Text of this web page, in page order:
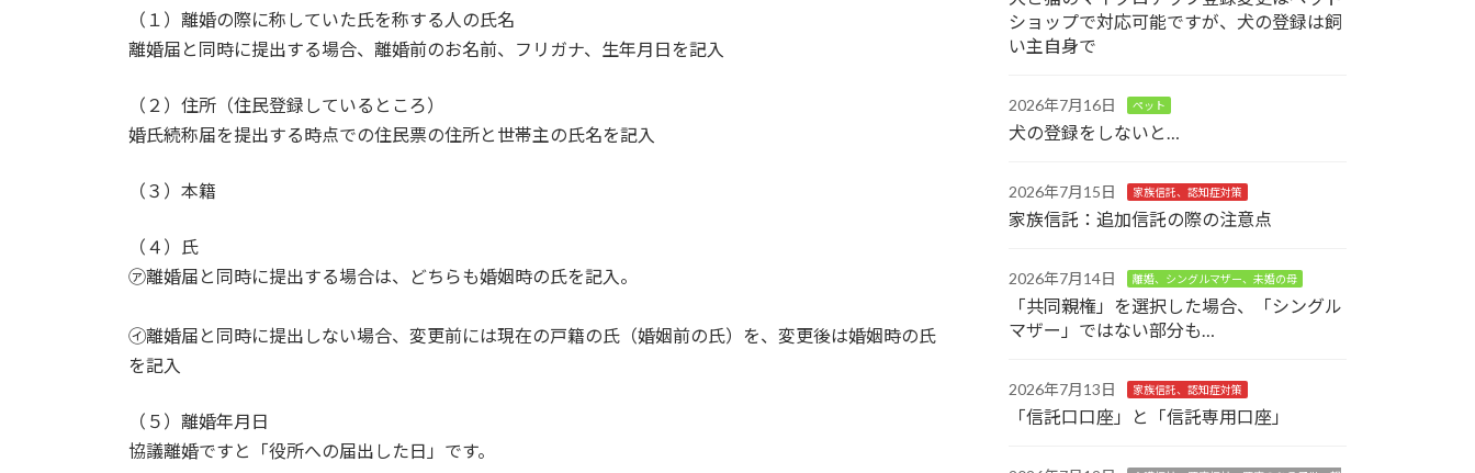
（１）離婚の際に称していた氏を称する人の氏名
離婚届と同時に提出する場合、離婚前のお名前、フリガナ、生年月日を記入
（２）住所（住民登録しているところ）
婚氏続称届を提出する時点での住民票の住所と世帯主の氏名を記入
（３）本籍
（４）氏
㋐離婚届と同時に提出する場合は、どちらも婚姻時の氏を記入。
㋑離婚届と同時に提出しない場合、変更前には現在の戸籍の氏（婚姻前の氏）を、変更後は婚姻時の氏
を記入
（５）離婚年月日
協議離婚ですと「役所への届出した日」です。
ショップで対応可能ですが、犬の登録は飼
い主自身で
2026年7月16日 ペット
犬の登録をしないと…
2026年7月15日 家族信託、認知症対策
家族信託：追加信託の際の注意点
2026年7月14日 離婚、シングルマザー、未婚の母
「共同親権」を選択した場合、「シングル
マザー」ではない部分も…
2026年7月13日 家族信託、認知症対策
「信託口口座」と「信託専用口座」